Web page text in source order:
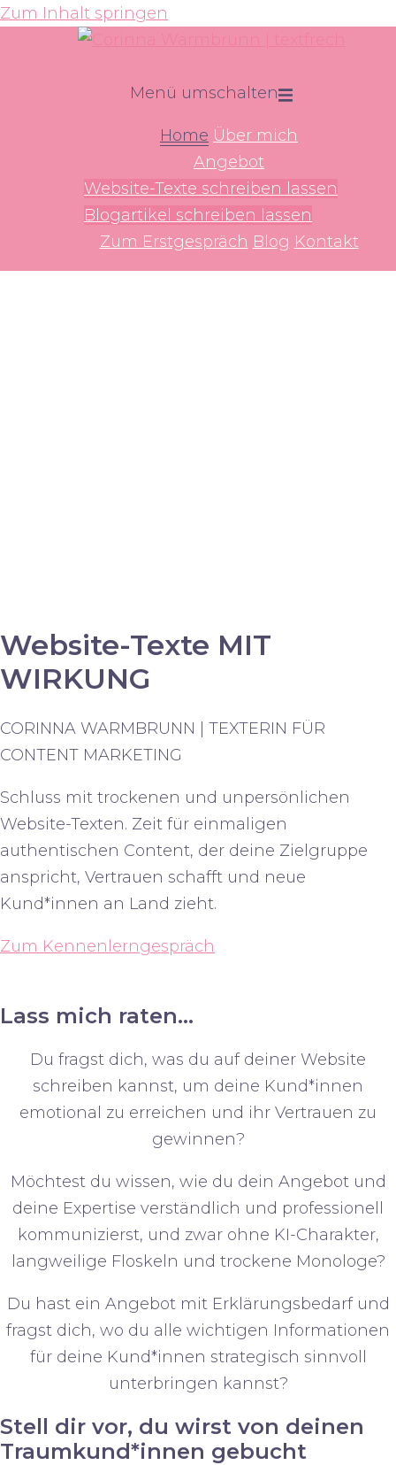
Zum Inhalt springen
Menü umschalten
Home Über mich
Angebot
Website-Texte schreiben lassen
Blogartikel schreiben lassen
Zum Erstgespräch Blog Kontakt
Website-Texte MIT
WIRKUNG
CORINNA WARMBRUNN | TEXTERIN FÜR
CONTENT MARKETING
Schluss mit trockenen und unpersönlichen
Website-Texten. Zeit für einmaligen
authentischen Content, der deine Zielgruppe
anspricht, Vertrauen schafft und neue
Kund*innen an Land zieht.
Zum Kennenlerngespräch
Lass mich raten...
Du fragst dich, was du auf deiner Website
schreiben kannst, um deine Kund*innen
emotional zu erreichen und ihr Vertrauen zu
gewinnen?
Möchtest du wissen, wie du dein Angebot und
deine Expertise verständlich und professionell
kommunizierst, und zwar ohne KI-Charakter,
langweilige Floskeln und trockene Monologe?
Du hast ein Angebot mit Erklärungsbedarf und
fragst dich, wo du alle wichtigen Informationen
für deine Kund*innen strategisch sinnvoll
unterbringen kannst?
Stell dir vor, du wirst von deinen
Traumkund*innen gebucht